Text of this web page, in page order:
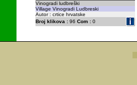
Vinogradi ludbreški
Village Vinogradi Ludbreski
Autor : crtice hrvatske
Broj klikova :96 Com :0